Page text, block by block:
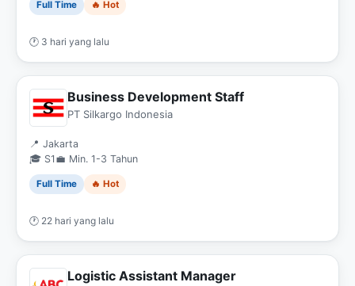
Full Time 🔥 Hot
🕐 3 hari yang lalu
Business Development Staff
PT Silkargo Indonesia
📍 Jakarta
🎓 S1 💼 Min. 1-3 Tahun
Full Time 🔥 Hot
🕐 22 hari yang lalu
Logistic Assistant Manager